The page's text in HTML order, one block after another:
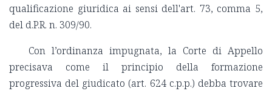
qualificazione giuridica ai sensi dell'art. 73, comma 5,
del d.P.R. n. 309/90.
Con l’ordinanza impugnata, la Corte di Appello
precisava come il principio della formazione
progressiva del giudicato (art. 624 c.p.p.) debba trovare